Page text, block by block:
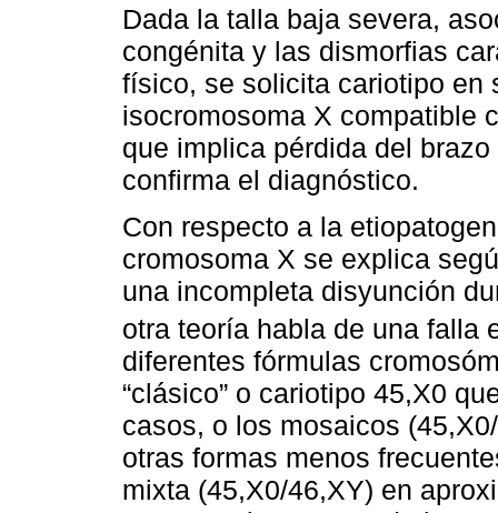
Dada la talla baja severa,
congénita y las dismorfias
físico, se solicita cariotipo en
isocromosoma X compatible
que implica pérdida del
confirma el diagnóstico.
Con respecto a la
cromosoma X se explica
una incompleta disyunción
otra teoría habla de una falla
diferentes fórmulas
“clásico” o cariotipo 45,X0
casos, o los mosaicos
otras formas menos
mixta (45,X0/46,XY) en